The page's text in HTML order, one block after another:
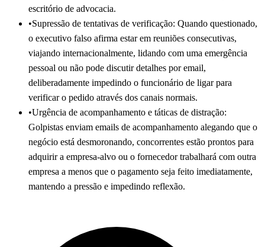
escritório de advocacia.
•Supressão de tentativas de verificação: Quando questionado,
o executivo falso afirma estar em reuniões consecutivas,
viajando internacionalmente, lidando com uma emergência
pessoal ou não pode discutir detalhes por email,
deliberadamente impedindo o funcionário de ligar para
verificar o pedido através dos canais normais.
•Urgência de acompanhamento e táticas de distração:
Golpistas enviam emails de acompanhamento alegando que o
negócio está desmoronando, concorrentes estão prontos para
adquirir a empresa-alvo ou o fornecedor trabalhará com outra
empresa a menos que o pagamento seja feito imediatamente,
mantendo a pressão e impedindo reflexão.